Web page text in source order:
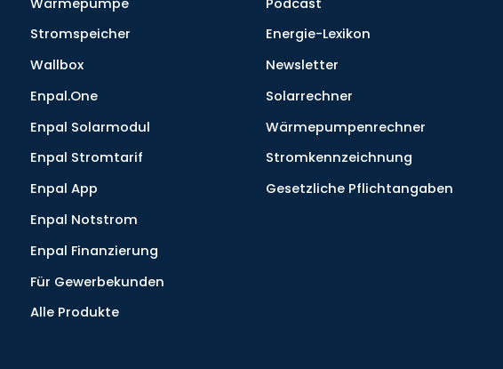
Stromspeicher
Wallbox
Enpal.One
Enpal Solarmodul
Enpal Stromtarif
Enpal App
Enpal Notstrom
Enpal Finanzierung
Für Gewerbekunden
Alle Produkte
Energie-Lexikon
Newsletter
Solarrechner
Wärmepumpenrechner
Stromkennzeichnung
Gesetzliche Pflichtangaben